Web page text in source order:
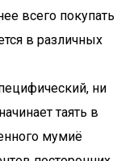
всего покупать
в различных
ни
таять в
мумиё